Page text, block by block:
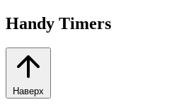
Handy Timers
Наверх